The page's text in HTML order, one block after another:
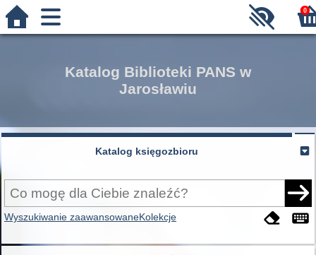
0
Katalog Biblioteki PANS w
Jarosławiu
Katalog księgozbioru
Wyszukiwanie zaawansowaneKolekcje